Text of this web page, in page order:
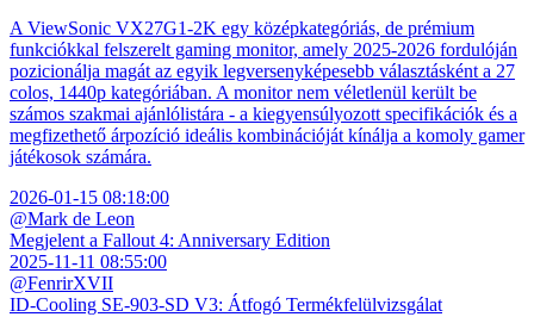
A ViewSonic VX27G1-2K egy középkategóriás, de prémium
funkciókkal felszerelt gaming monitor, amely 2025-2026 fordulóján
pozicionálja magát az egyik legversenyképesebb választásként a 27
colos, 1440p kategóriában. A monitor nem véletlenül került be
számos szakmai ajánlólistára - a kiegyensúlyozott specifikációk és a
megfizethető árpozíció ideális kombinációját kínálja a komoly gamer
játékosok számára.
2026-01-15 08:18:00
@Mark de Leon
Megjelent a Fallout 4: Anniversary Edition
2025-11-11 08:55:00
@FenrirXVII
ID-Cooling SE-903-SD V3: Átfogó Termékfelülvizsgálat